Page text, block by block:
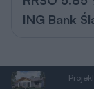
ING Bank